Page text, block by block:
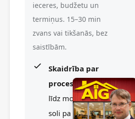
ieceres, budžetu un
termiņus. 15–30 min
zvans vai tikšanās, bez
saistībām.
Skaidrība par
procesu.No idejas
līdz montāžai —
soli pa solim.